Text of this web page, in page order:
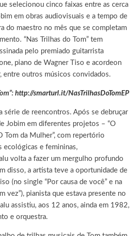
selecionou cinco faixas entre as cerca
em obras audiovisuais e a tempo de
do maestro no mês que se completam
“Nas Trilhas do Tom” tem
pelo premiado guitarrista
piano de Wagner Tiso e acordeon
entre outros músicos convidados.
http://smarturl.it/NasTrilhasDoTomEP
série de reencontros. Após se debruçar
Jobim em diferentes projetos – “O
Tom da Mulher”, com repertório
ecológicas e femininas,
volta a fazer um mergulho profundo
disso, a artista teve a oportunidade de
(no single “Por causa de você” e na
vez”), pianista que estava presente no
assistiu, aos 12 anos, ainda em 1982,
e orquestra.